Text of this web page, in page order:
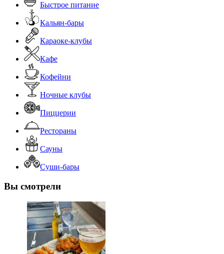
Быстрое питание
Кальян-бары
Караоке-клубы
Кафе
Кофейни
Ночные клубы
Пиццерии
Рестораны
Сауны
Суши-бары
Вы смотрели